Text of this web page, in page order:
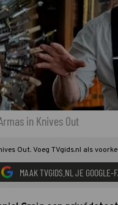
in Knives Out
Out. Voeg TVgids.nl als
MAAK TVGIDS.NL JE GOOGLE-